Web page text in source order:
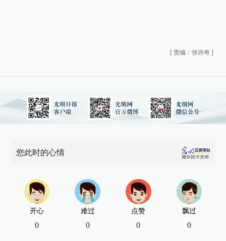
[ 责编：张诗奇 ]
您此时的心情
开心
0
难过
0
点赞
0
飘过
0